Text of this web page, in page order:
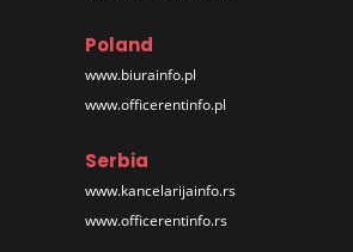
Poland
www.biurainfo.pl
www.officerentinfo.pl
Serbia
www.kancelarijainfo.rs
www.officerentinfo.rs